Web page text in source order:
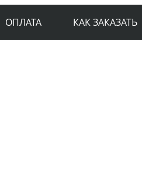
ОПЛАТА КАК ЗАКАЗАТЬ